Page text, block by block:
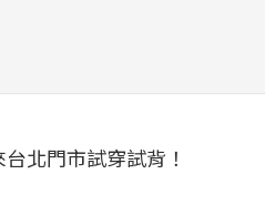
北門市試穿試背！